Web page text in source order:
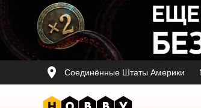
Соединённые Штаты Америки